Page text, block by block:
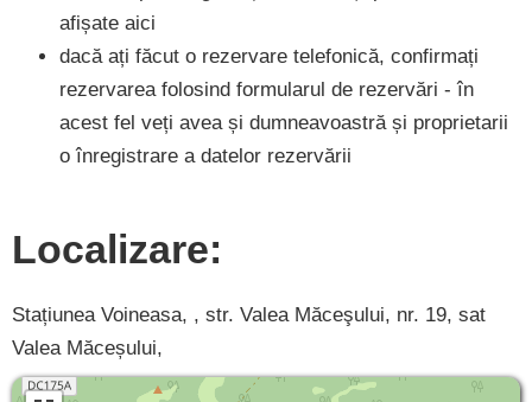
afișate aici
dacă ați făcut o rezervare telefonică, confirmați
rezervarea folosind formularul de rezervări - în
acest fel veți avea și dumneavoastră și proprietarii
o înregistrare a datelor rezervării
Localizare:
Stațiunea Voineasa, , str. Valea Măceşului, nr. 19, sat
Valea Măceșului,